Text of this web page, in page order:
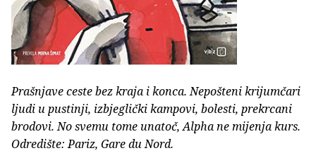
Prašnjave ceste bez kraja i konca. Nepošteni krijumčari
ljudi u pustinji, izbjeglički kampovi, bolesti, prekrcani
brodovi. No svemu tome unatoč, Alpha ne mijenja kurs.
Odredište: Pariz, Gare du Nord.